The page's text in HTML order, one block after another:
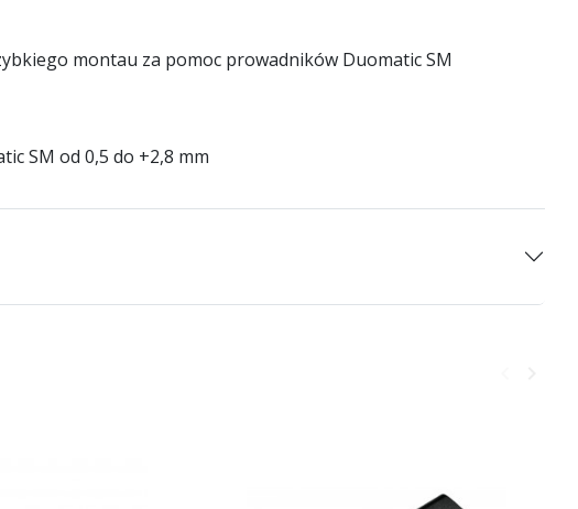
montau za pomoc prowadników Duomatic SM
od 0,5 do +2,8 mm